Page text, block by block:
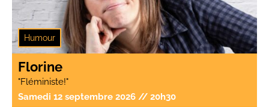
Humour
Florine
"Fléministe!"
Samedi 12 septembre 2026 // 20h30